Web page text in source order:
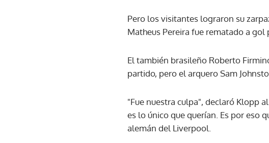
Pero los visitantes lograron su
Matheus Pereira fue rematado a gol
El también brasileño Roberto
partido, pero el arquero Sam
"Fue nuestra culpa", declaró Klopp
es lo único que querían. Es por eso
alemán del Liverpool.